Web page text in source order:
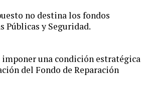
no destina los fondos
Públicas y Seguridad.
una condición estratégica
del Fondo de Reparación